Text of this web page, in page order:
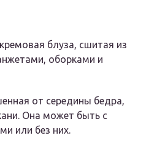
блуза, сшитая из
оборками и
от середины бедра,
Она может быть с
или без них.